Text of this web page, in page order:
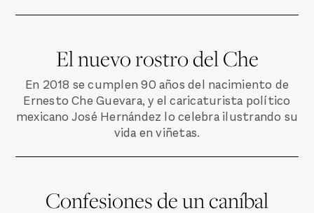
El nuevo rostro del Che
En 2018 se cumplen 90 años del nacimiento de
Ernesto Che Guevara, y el caricaturista político
mexicano José Hernández lo celebra ilustrando su
vida en viñetas.
Confesiones de un caníbal